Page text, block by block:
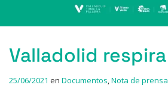
Valladolid respira
25/06/2021 en Documentos,Nota de prensa